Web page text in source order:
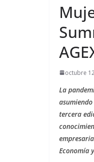
octubre
La
tercera
Economía